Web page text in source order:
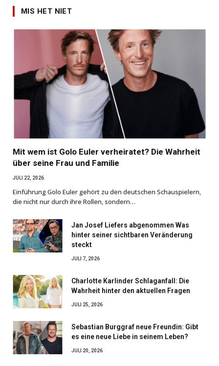
MIS HET NIET
Mit wem ist Golo Euler verheiratet? Die Wahrheit
über seine Frau und Familie
JULI 22, 2026
Einführung Golo Euler gehört zu den deutschen Schauspielern,
die nicht nur durch ihre Rollen, sondern…
Jan Josef Liefers abgenommen Was
hinter seiner sichtbaren Veränderung
steckt
JULI 7, 2026
Charlotte Karlinder Schlaganfall: Die
Wahrheit hinter den aktuellen Fragen
JULI 25, 2026
Sebastian Burggraf neue Freundin: Gibt
es eine neue Liebe in seinem Leben?
JULI 20, 2026